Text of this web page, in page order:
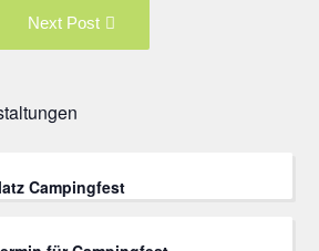
Next Post
Post:
Campingfest